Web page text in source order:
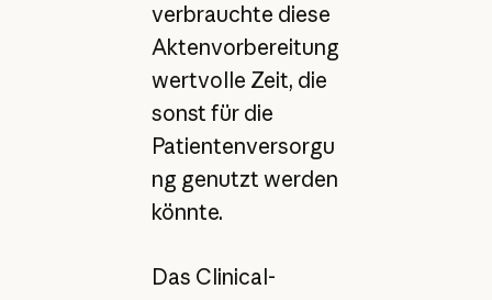
verbrauchte diese
Aktenvorbereitung
wertvolle Zeit, die
sonst für die
Patientenversorgu
ng genutzt werden
könnte.
Das Clinical-